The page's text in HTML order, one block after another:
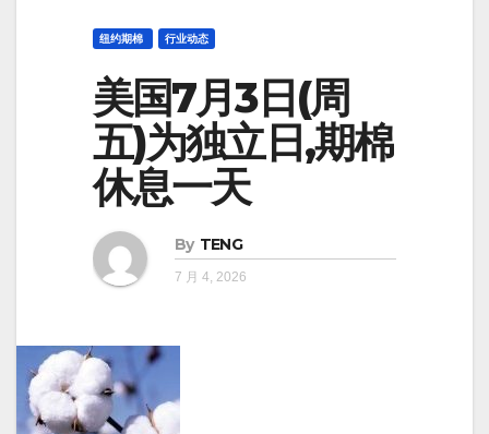
纽约期棉 行业动态
美国7月3日(周
五)为独立日,期棉
休息一天
By TENG
7 月 4, 2026